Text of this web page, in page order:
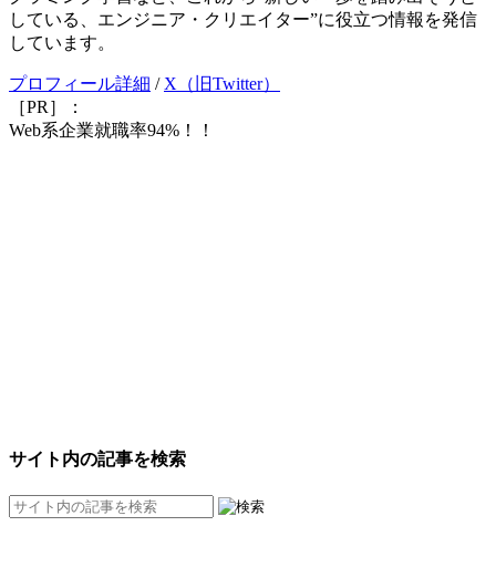
している、エンジニア・クリエイター”に役立つ情報を発信
しています。
プロフィール詳細 /X（旧Twitter）
［PR］：
Web系企業就職率94%！！
サイト内の記事を検索